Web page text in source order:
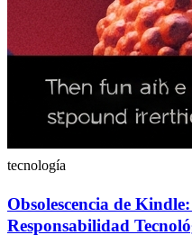
tecnología
Obsolescencia de
Responsabilidad